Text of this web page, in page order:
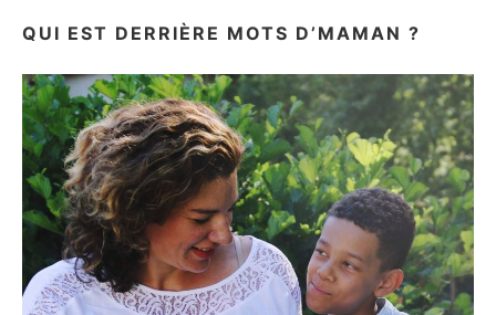
QUI EST DERRIÈRE MOTS D’MAMAN ?